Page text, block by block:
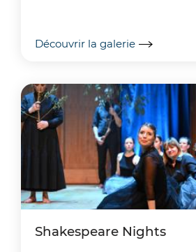
Découvrir la galerie
Shakespeare Nights